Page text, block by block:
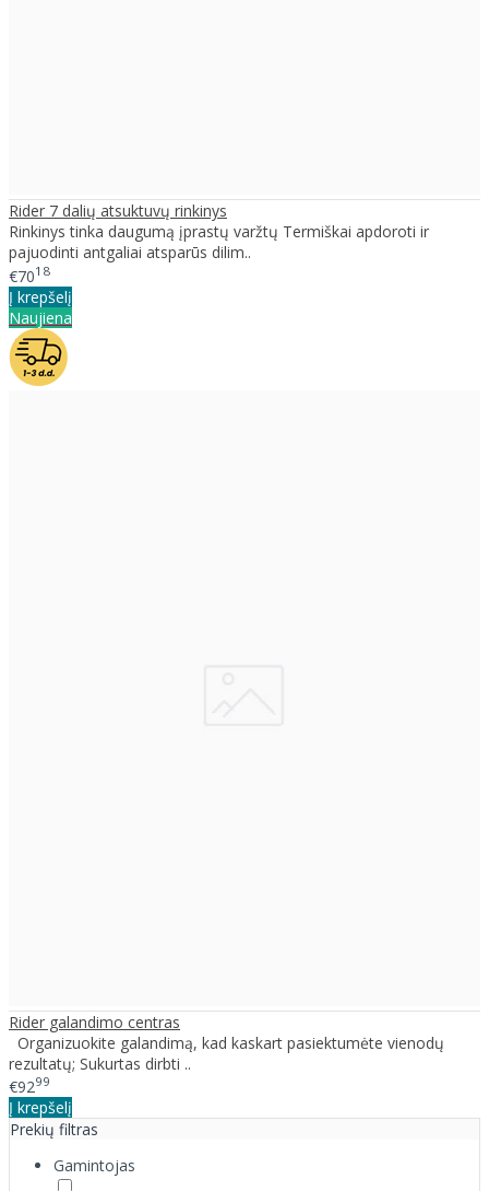
Rider 7 dalių atsuktuvų rinkinys
Rinkinys tinka daugumą įprastų varžtų Termiškai apdoroti ir
pajuodinti antgaliai atsparūs dilim..
€7018
Į krepšelį
Naujiena
Rider galandimo centras
Organizuokite galandimą, kad kaskart pasiektumėte vienodų
rezultatų; Sukurtas dirbti ..
€9299
Į krepšelį
Prekių filtras
Gamintojas